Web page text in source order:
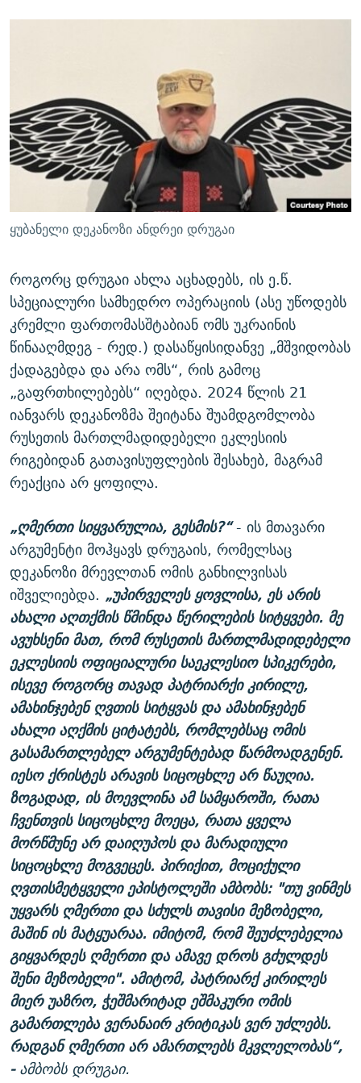
ყუბანელი დეკანოზი ანდრეი დრუგაი
როგორც დრუგაი ახლა აცხადებს, ის ე.წ.
სპეციალური სამხედრო ოპერაციის (ასე უწოდებს
კრემლი ფართომასშტაბიან ომს უკრაინის
წინააღმდეგ - რედ.) დასაწყისიდანვე „მშვიდობას
ქადაგებდა და არა ომს“, რის გამოც
„გაფრთხილებებს“ იღებდა. 2024 წლის 21
იანვარს დეკანოზმა შეიტანა შუამდგომლობა
რუსეთის მართლმადიდებელი ეკლესიის
რიგებიდან გათავისუფლების შესახებ, მაგრამ
რეაქცია არ ყოფილა.
„ღმერთი სიყვარულია, გესმის?“- ის მთავარი
არგუმენტი მოჰყავს დრუგაის, რომელსაც
დეკანოზი მრევლთან ომის განხილვისას
იშველიებდა. „უპირველეს ყოვლისა, ეს არის
ახალი აღთქმის წმინდა წერილების სიტყვები. მე
ავუხსენი მათ, რომ რუსეთის მართლმადიდებელი
ეკლესიის ოფიციალური საეკლესიო სპიკერები,
ისევე როგორც თავად პატრიარქი კირილე,
ამახინჯებენ ღვთის სიტყვას და ამახინჯებენ
ახალი აღქმის ციტატებს, რომლებსაც ომის
გასამართლებელ არგუმენტებად წარმოადგენენ.
იესო ქრისტეს არავის სიცოცხლე არ წაუღია.
ზოგადად, ის მოევლინა ამ სამყაროში, რათა
ჩვენთვის სიცოცხლე მოეცა, რათა ყველა
მორწმუნე არ დაიღუპოს და მარადიული
სიცოცხლე მოგვეცეს. პირიქით, მოციქული
ღვთისმეტყველი ეპისტოლეში ამბობს: "თუ ვინმეს
უყვარს ღმერთი და სძულს თავისი მეზობელი,
მაშინ ის მატყუარაა. იმიტომ, რომ შეუძლებელია
გიყვარდეს ღმერთი და ამავე დროს გძულდეს
შენი მეზობელი". ამიტომ, პატრიარქ კირილეს
მიერ უაზრო, ჭეშმარიტად ეშმაკური ომის
გამართლება ვერანაირ კრიტიკას ვერ უძლებს.
რადგან ღმერთი არ ამართლებს მკვლელობას“,
-ამბობს დრუგაი.